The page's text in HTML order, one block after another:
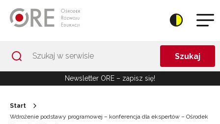
Szukaj
Newsletter ORE – zapisz się!
Start
Wdrożenie podstawy programowej – konferencja dla ekspertów – Ośrodek